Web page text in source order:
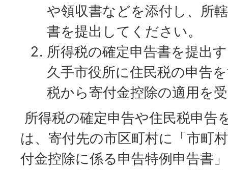
や領収書などを添付し、所
書を提出してください。
所得税の確定申告書を提出
久手市役所に住民税の申告
税から寄付金控除の適用を
所得税の確定申告や住民税申告
は、寄付先の市区町村に「市町
付金控除に係る申告特例申告書